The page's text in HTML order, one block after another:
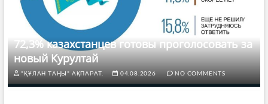
72,3% казахстанцев готовы проголосовать за
новый Курултай
"ҚҰЛАН ТАҢЫ" АҚПАРАТ. 04.08.2026 NO COMMENTS